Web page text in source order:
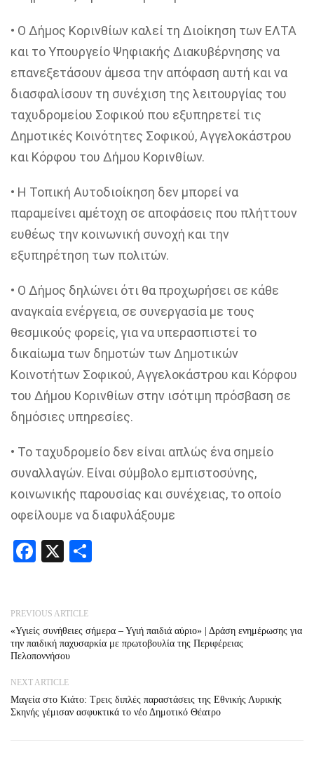
• Ο Δήμος Κορινθίων καλεί τη Διοίκηση των ΕΛΤΑ
και το Υπουργείο Ψηφιακής Διακυβέρνησης να
επανεξετάσουν άμεσα την απόφαση αυτή και να
διασφαλίσουν τη συνέχιση της λειτουργίας του
ταχυδρομείου Σοφικού που εξυπηρετεί τις
Δημοτικές Κοινότητες Σοφικού,Αγγελοκάστρου
και Κόρφου του Δήμου Κορινθίων.
• Η Τοπική Αυτοδιοίκηση δεν μπορεί να
παραμείνει αμέτοχη σε αποφάσεις που πλήττουν
ευθέως την κοινωνική συνοχή και την
εξυπηρέτηση των πολιτών.
• Ο Δήμος δηλώνει ότι θα προχωρήσει σε κάθε
αναγκαία ενέργεια, σε συνεργασία με τους
θεσμικούς φορείς, για να υπερασπιστεί το
δικαίωμα των δημοτών των Δημοτικών
Κοινοτήτων Σοφικού,Αγγελοκάστρου και Κόρφου
του Δήμου Κορινθίων στην ισότιμη πρόσβαση σε
δημόσιες υπηρεσίες.
• Το ταχυδρομείο δεν είναι απλώς ένα σημείο
συναλλαγών. Είναι σύμβολο εμπιστοσύνης,
κοινωνικής παρουσίας και συνέχειας, το οποίο
οφείλουμε να διαφυλάξουμε
Facebook
X
PREVIOUS ARTICLE
«Υγιείς συνήθειες σήμερα – Υγιή παιδιά αύριο» | Δράση ενημέρωσης για
την παιδική παχυσαρκία με πρωτοβουλία της Περιφέρειας
Πελοποννήσου
NEXT ARTICLE
Μαγεία στο Κιάτο: Τρεις διπλές παραστάσεις της Εθνικής Λυρικής
Σκηνής γέμισαν ασφυκτικά το νέο Δημοτικό Θέατρο